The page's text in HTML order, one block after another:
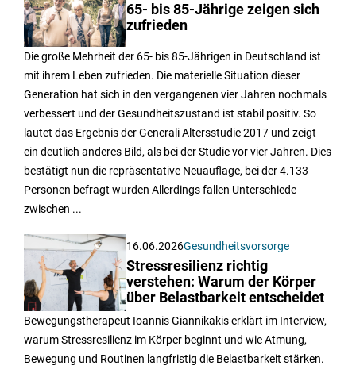
65- bis 85-Jährige zeigen sich
zufrieden
Die große Mehrheit der 65- bis 85-Jährigen in Deutschland ist
mit ihrem Leben zufrieden. Die materielle Situation dieser
Generation hat sich in den vergangenen vier Jahren nochmals
verbessert und der Gesundheitszustand ist stabil positiv. So
lautet das Ergebnis der Generali Altersstudie 2017 und zeigt
ein deutlich anderes Bild, als bei der Studie vor vier Jahren. Dies
bestätigt nun die repräsentative Neuauflage, bei der 4.133
Personen befragt wurden Allerdings fallen Unterschiede
zwischen ...
16.06.2026Gesundheitsvorsorge
Stressresilienz richtig
verstehen: Warum der Körper
über Belastbarkeit entscheidet
Bewegungstherapeut Ioannis Giannikakis erklärt im Interview,
warum Stressresilienz im Körper beginnt und wie Atmung,
Bewegung und Routinen langfristig die Belastbarkeit stärken.